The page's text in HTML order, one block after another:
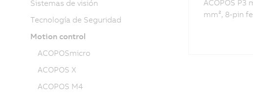
ACOPOS P3
mm², 8-pin
Sistemas de visión
Tecnología de Seguridad
Motion control
ACOPOSmicro
ACOPOS X
ACOPOS M4